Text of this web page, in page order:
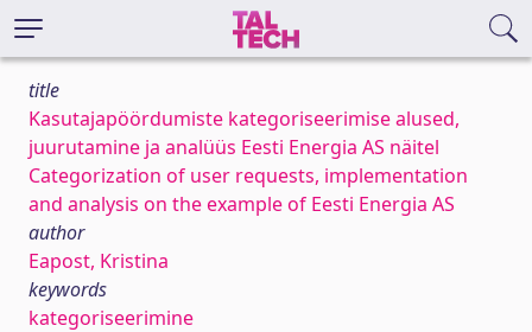
title
Kasutajapöördumiste kategoriseerimise alused,
juurutamine ja analüüs Eesti Energia AS näitel
Categorization of user requests, implementation
and analysis on the example of Eesti Energia AS
author
Eapost, Kristina
keywords
kategoriseerimine